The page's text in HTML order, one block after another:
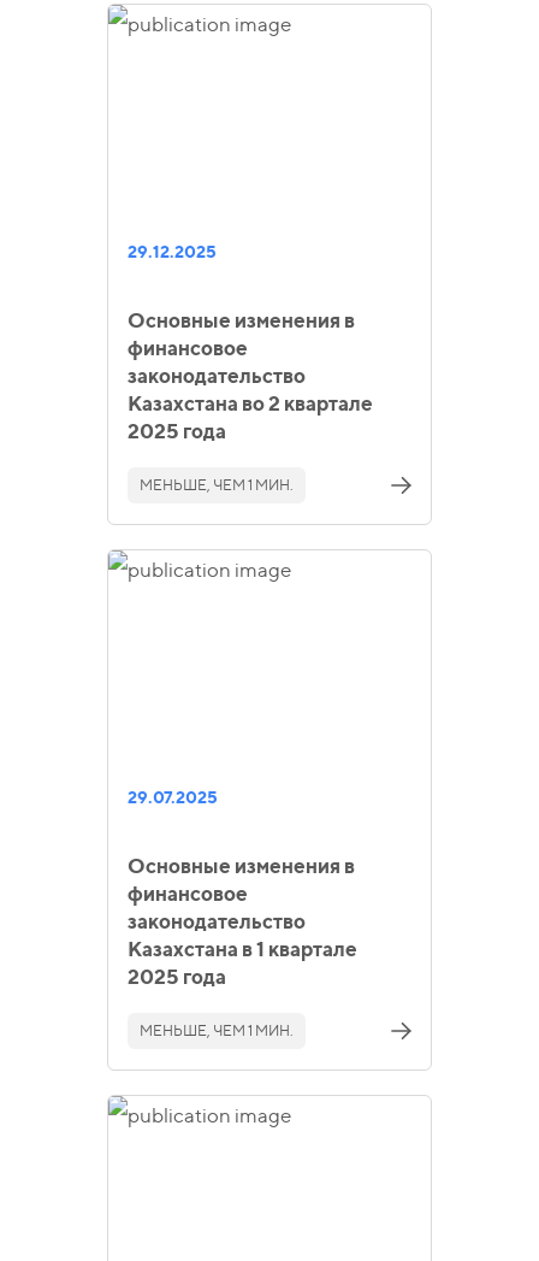
29.12.2025
Основные изменения в
финансовое
законодательство
Казахстана во 2 квартале
2025 года
МЕНЬШЕ, ЧЕМ 1 МИН.
29.07.2025
Основные изменения в
финансовое
законодательство
Казахстана в 1 квартале
2025 года
МЕНЬШЕ, ЧЕМ 1 МИН.